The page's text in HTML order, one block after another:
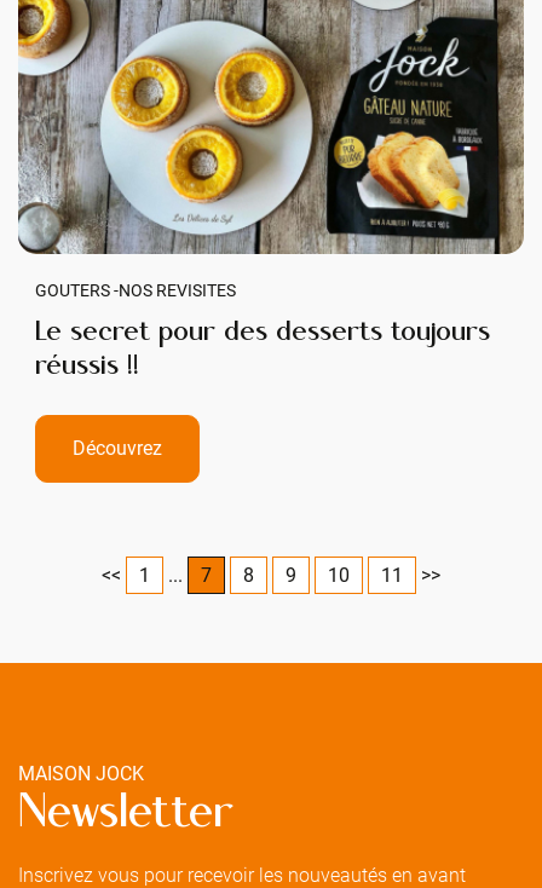
GOUTERS -NOS REVISITES
Le secret pour des desserts toujours
réussis !!
Découvrez
<< 1 ... 7 8 9 10 11 >>
MAISON JOCK
Newsletter
Inscrivez vous pour recevoir les nouveautés en avant